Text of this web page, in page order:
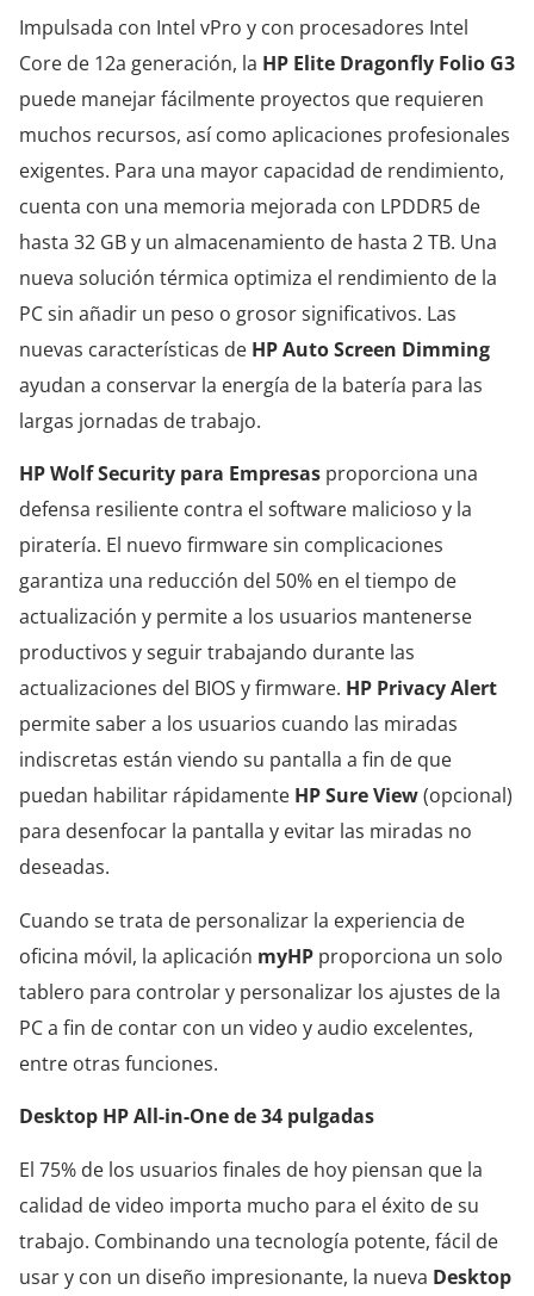
Impulsada con Intel vPro y con procesadores Intel
Core de 12a generación, la HP Elite Dragonfly Folio G3
puede manejar fácilmente proyectos que requieren
muchos recursos, así como aplicaciones profesionales
exigentes. Para una mayor capacidad de rendimiento,
cuenta con una memoria mejorada con LPDDR5 de
hasta 32 GB y un almacenamiento de hasta 2 TB. Una
nueva solución térmica optimiza el rendimiento de la
PC sin añadir un peso o grosor significativos. Las
nuevas características de HP Auto Screen Dimming
ayudan a conservar la energía de la batería para las
largas jornadas de trabajo.
HP Wolf Security para Empresas proporciona una
defensa resiliente contra el software malicioso y la
piratería. El nuevo firmware sin complicaciones
garantiza una reducción del 50% en el tiempo de
actualización y permite a los usuarios mantenerse
productivos y seguir trabajando durante las
actualizaciones del BIOS y firmware. HP Privacy Alert
permite saber a los usuarios cuando las miradas
indiscretas están viendo su pantalla a fin de que
puedan habilitar rápidamente HP Sure View(opcional)
para desenfocar la pantalla y evitar las miradas no
deseadas.
Cuando se trata de personalizar la experiencia de
oficina móvil, la aplicación myHP proporciona un solo
tablero para controlar y personalizar los ajustes de la
PC a fin de contar con un video y audio excelentes,
entre otras funciones.
Desktop HP All-in-One de 34 pulgadas
El 75% de los usuarios finales de hoy piensan que la
calidad de video importa mucho para el éxito de su
trabajo. Combinando una tecnología potente, fácil de
usar y con un diseño impresionante, la nueva Desktop